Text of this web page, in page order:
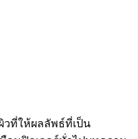
วที่ให้ผลลัพธ์ที่เป็น